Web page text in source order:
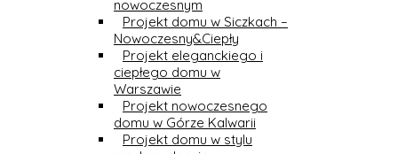
nowoczesnym
Projekt domu w Siczkach –
Nowoczesny&Ciepły
Projekt eleganckiego i
ciepłego domu w
Warszawie
Projekt nowoczesnego
domu w Górze Kalwarii
Projekt domu w stylu